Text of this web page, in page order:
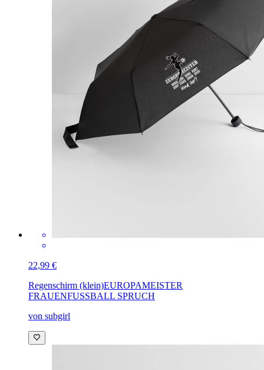
22,99 €
Regenschirm (klein)EUROPAMEISTER
FRAUENFUSSBALL SPRUCH
von subgirl